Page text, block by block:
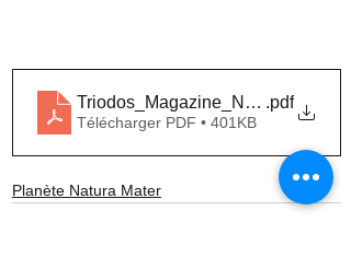
Triodos_Magazine_Natura_Mater
.pdf
Télécharger PDF • 401KB
Planète Natura Mater